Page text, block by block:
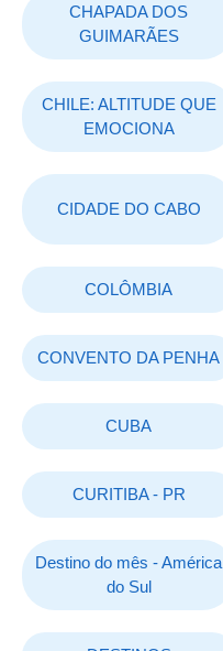
CHAPADA DOS
GUIMARÃES
CHILE: ALTITUDE QUE
EMOCIONA
CIDADE DO CABO
COLÔMBIA
CONVENTO DA PENHA
CUBA
CURITIBA - PR
Destino do mês - América
do Sul